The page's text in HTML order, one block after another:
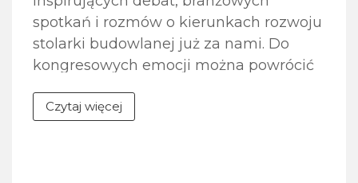
spotkań i rozmów o kierunkach rozwoju
stolarki budowlanej już za nami. Do
kongresowych emocji można powrócić
stronie internetowej wydarzenia.
Czytaj więcej